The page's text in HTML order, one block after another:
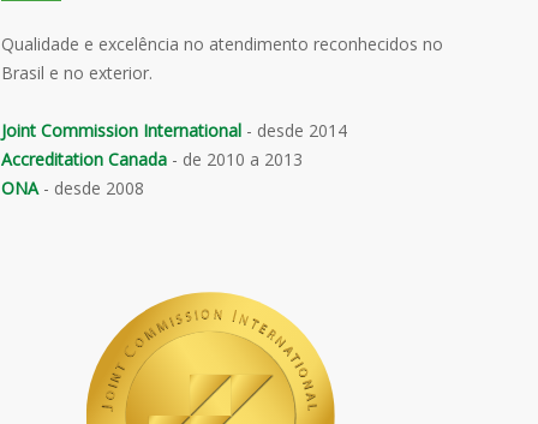
Qualidade e excelência no atendimento reconhecidos no
Brasil e no exterior.
Joint Commission International - desde 2014
Accreditation Canada - de 2010 a 2013
ONA- desde 2008